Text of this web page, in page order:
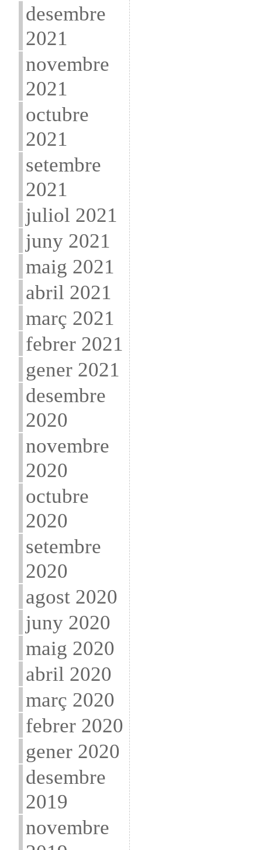
desembre
2021
novembre
2021
octubre
2021
setembre
2021
juliol 2021
juny 2021
maig 2021
abril 2021
març 2021
febrer 2021
gener 2021
desembre
2020
novembre
2020
octubre
2020
setembre
2020
agost 2020
juny 2020
maig 2020
abril 2020
març 2020
febrer 2020
gener 2020
desembre
2019
novembre